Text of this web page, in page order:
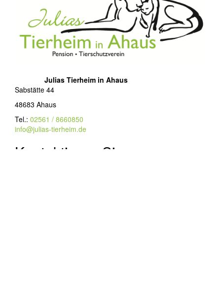
Julias Tierheim in Ahaus
Sabstätte 44
48683 Ahaus
Tel.: 02561 / 8660850
info@julias-tierheim.de
Kontaktieren Sie uns